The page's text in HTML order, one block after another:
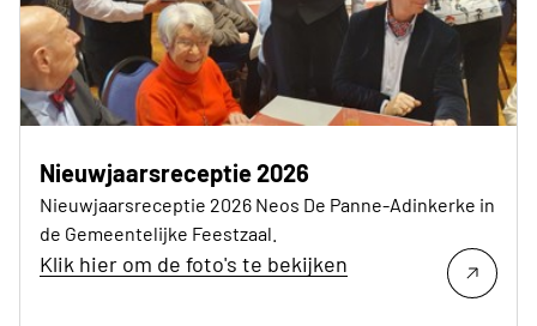
Nieuwjaarsreceptie 2026
Nieuwjaarsreceptie 2026 Neos De Panne-Adinkerke in
de Gemeentelijke Feestzaal.
Klik hier om de foto's te bekijken